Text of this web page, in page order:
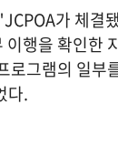
가 체결
이행을 확인한
로그램의 일부
다.